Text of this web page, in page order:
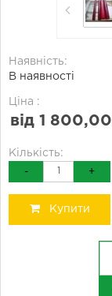
Наявність:
В наявності
Ціна :
від 1
Кількість:
- +
Купити